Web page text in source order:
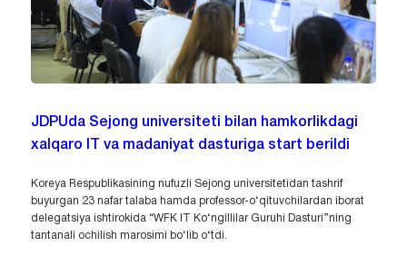
JDPUda Sejong universiteti bilan hamkorlikdagi
xalqaro IT va madaniyat dasturiga start berildi
Koreya Respublikasining nufuzli Sejong universitetidan tashrif
buyurgan 23 nafar talaba hamda professor-o‘qituvchilardan iborat
delegatsiya ishtirokida “WFK IT Ko‘ngillilar Guruhi Dasturi”ning
tantanali ochilish marosimi bo‘lib o‘tdi.